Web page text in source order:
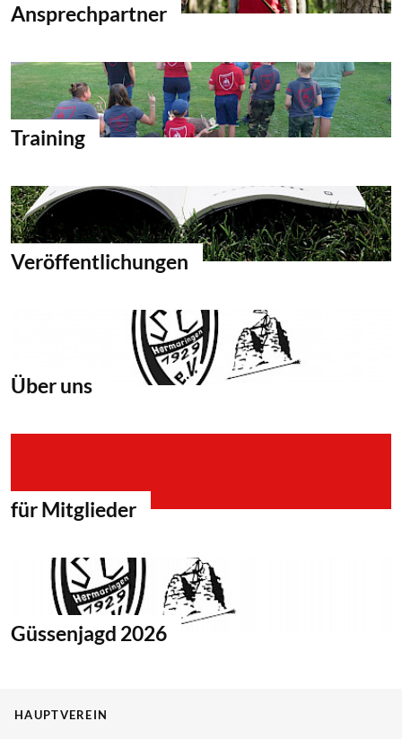
Ansprechpartner
Training
Veröffentlichungen
Über uns
für Mitglieder
Güssenjagd 2026
HAUPTVEREIN